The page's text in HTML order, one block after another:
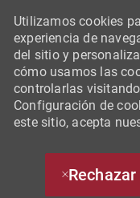
Utilizamos cookies
experiencia de
del sitio y
cómo usamos las
controlarlas
Configuración de
este sitio, acepta
Rechazar